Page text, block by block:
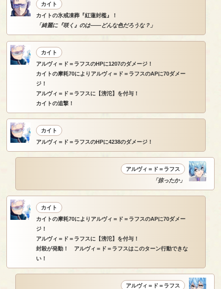
カイト
カイトの氷戒凍葬『紅蓮封檻』！
「綺麗に『咲く』のは――どんな色だろうな？」
カイト
アルヴィ＝ド＝ラフスのHPに1207のダメージ！
カイトの摩耗70によりアルヴィ＝ド＝ラフスのAPに70ダメー
ジ！
アルヴィ＝ド＝ラフスに【滂沱】を付与！
カイトの追撃！
カイト
アルヴィ＝ド＝ラフスのHPに4238のダメージ！
アルヴィ＝ド＝ラフス
「掠ったか」
カイト
カイトの摩耗70によりアルヴィ＝ド＝ラフスのAPに70ダメー
ジ！
アルヴィ＝ド＝ラフスに【滂沱】を付与！
封殺が発動！ アルヴィ＝ド＝ラフスはこのターン行動できな
い！
アルヴィ＝ド＝ラフス